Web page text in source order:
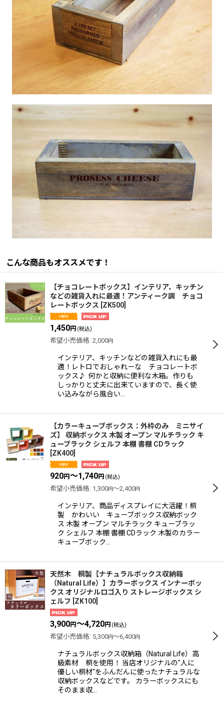
こんな商品もオススメです！
【チョコレートボックス】インテリア、キッチン
などの雑貨入れに最適！アンティーク調 チョコ
レートボックス ZK500
1,450円 (税込)
希望小売価格: 2,000円
インテリア、キッチンなどの雑貨入れにも最
適！レトロでおしゃれーな チョコレートボ
ックス♪ 何かと収納に便利な木箱。作りも
しっかりと丈夫に出来ていますので、長く使
い込みながら風合い…
【カラーキューブボックス：外枠のみ ミニサイ
ズ】 収納ボックス 木製 オープン マルチラック キ
ューブラック シェルフ 本棚 書棚 CDラック
ZK400
920円～1,740円 (税込)
希望小売価格: 1,300円～2,400円
インテリア、商品ディスプレイに大活躍！桐
製 かわいい キューブボックス収納ボック
ス 木製 オープン マルチラック キューブラッ
ク シェルフ 本棚 書棚 CDラック 木製のカラー
キューブボック…
天然木 桐製【ナチュラルボックス収納箱
（Natural Life）】カラーボックス インナーボッ
クス オリジナルロゴ入り ストレージボックス シ
ェルフ ZK100
3,900円～4,720円 (税込)
希望小売価格: 5,300円～6,400円
ナチュラルボックス収納箱（Natural Life）高
級素材 桐を使用！ 当店オリジナルの"人に
優しい桐材"をふんだんに使ったナチュラルな
収納ボックスなどです。 カラーボックスにも
そのまま収…